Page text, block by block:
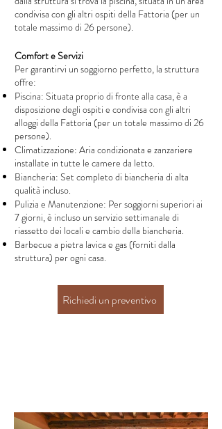
condivisa con gli altri ospiti della Fattoria (per un
totale massimo di 26 persone).
Comfort e Servizi
Per garantirvi un soggiorno perfetto, la struttura
offre:
Piscina: Situata proprio di fronte alla casa, è a
disposizione degli ospiti e condivisa con gli altri
alloggi della Fattoria (per un totale massimo di 26
persone).
Climatizzazione: Aria condizionata e zanzariere
installate in tutte le camere da letto.
Biancheria: Set completo di biancheria di alta
qualità incluso.
Pulizia e Manutenzione: Per soggiorni superiori ai
7 giorni, è incluso un servizio settimanale di
riassetto dei locali e cambio della biancheria.
Barbecue a pietra lavica e gas (forniti dalla
struttura) per ogni casa.
Richiedi un preventivo